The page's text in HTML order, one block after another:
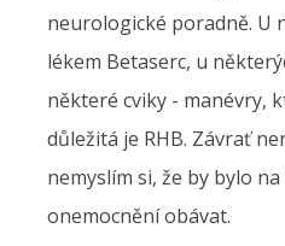
neurologické poradně. U
lékem Betaserc, u
některé cviky - manévry,
důležitá je RHB. Závrať
nemyslím si, že by bylo
onemocnění obávat.